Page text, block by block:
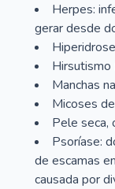
Herpes:
gerar desde
Hirsutismo
Manchas
Micoses
Pele seca,
Psoríase:
de escamas
causada por